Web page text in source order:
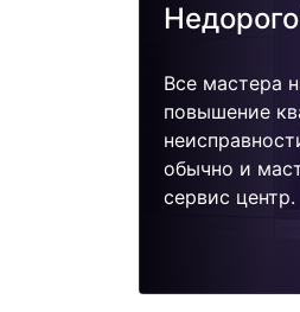
Все мастера
повышение
обычно и
сервис центр.